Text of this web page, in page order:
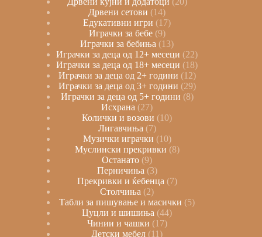
Дрвени сетови
14
Едукативни игри
17
Играчки за бебе 9
Играчки за бебиња
13
Играчки за деца од 12+ месеци
22
Играчки за деца од 18+ месеци
18
Играчки за деца од 2+ години 12
Играчки за деца од 3+ години 29
Играчки за деца од 5+ години 8
Исхрана
27
Колички и возови
10
Лигавчиња 7
Музички играчки 10
Муслински прекривки 8
Останато 9
Перничиња 3
Прекривки и ќебенца 7
Столчиња
2
Табли за пишување и масички
5
Цуцли и шишиња 44
Чинии и чашки 17
Детски мебел
11